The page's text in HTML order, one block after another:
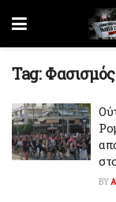
Tag:
BY